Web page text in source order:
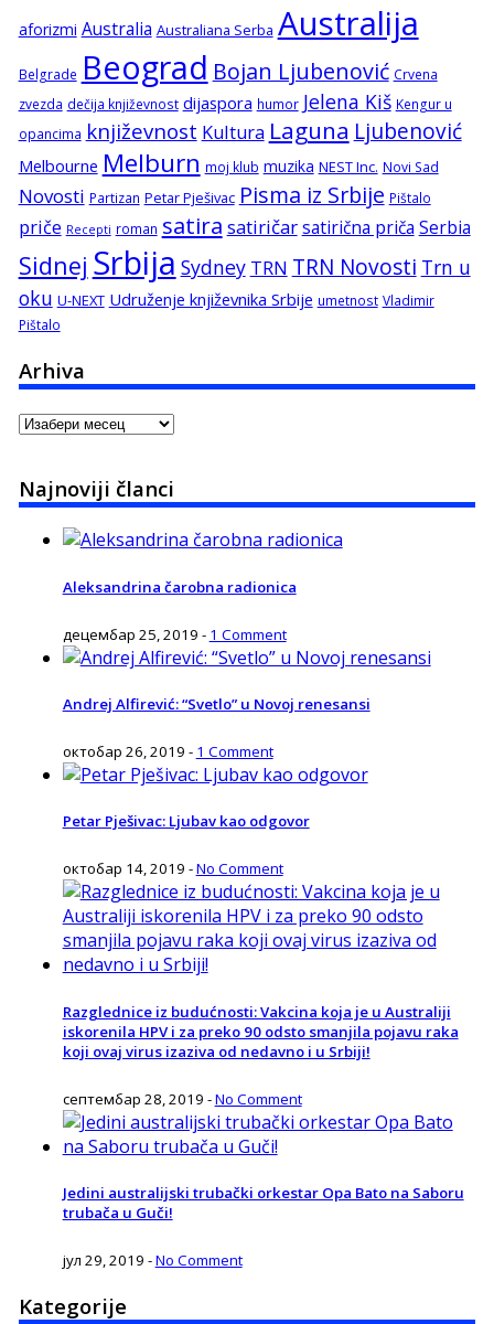
aforizmi Australia Australiana Serba Australija
Belgrade Beograd Bojan Ljubenović Crvena
zvezda dečija književnost dijaspora humor Jelena Kiš Kengur u
opancima književnost Kultura Laguna Ljubenović
Melbourne Melburn moj klub muzika NEST Inc. Novi Sad
Novosti Partizan Petar Pješivac Pisma iz Srbije Pištalo
priče Recepti roman satira satiričarsatirična priča Serbia
Sidnej Srbija Sydney TRN TRN Novosti Trn u
oku U-NEXT Udruženje književnika Srbije umetnost Vladimir
Pištalo
Arhiva
Arhiva
Najnoviji članci
Aleksandrina čarobna radionica
децембар 25, 2019 - 1 Comment
Andrej Alfirević: “Svetlo” u Novoj renesansi
октобар 26, 2019 - 1 Comment
Petar Pješivac: Ljubav kao odgovor
октобар 14, 2019 -No Comment
Razglednice iz budućnosti: Vakcina koja je u Australiji
iskorenila HPV i za preko 90 odsto smanjila pojavu raka
koji ovaj virus izaziva od nedavno i u Srbiji!
септембар 28, 2019 -No Comment
Jedini australijski trubački orkestar Opa Bato na Saboru
trubača u Guči!
јул 29, 2019 -No Comment
Kategorije